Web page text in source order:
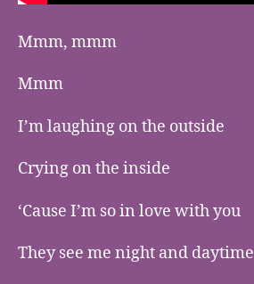
Mmm, mmm
Mmm
I’m laughing on the outside
Crying on the inside
‘Cause I’m so in love with you
They see me night and daytime